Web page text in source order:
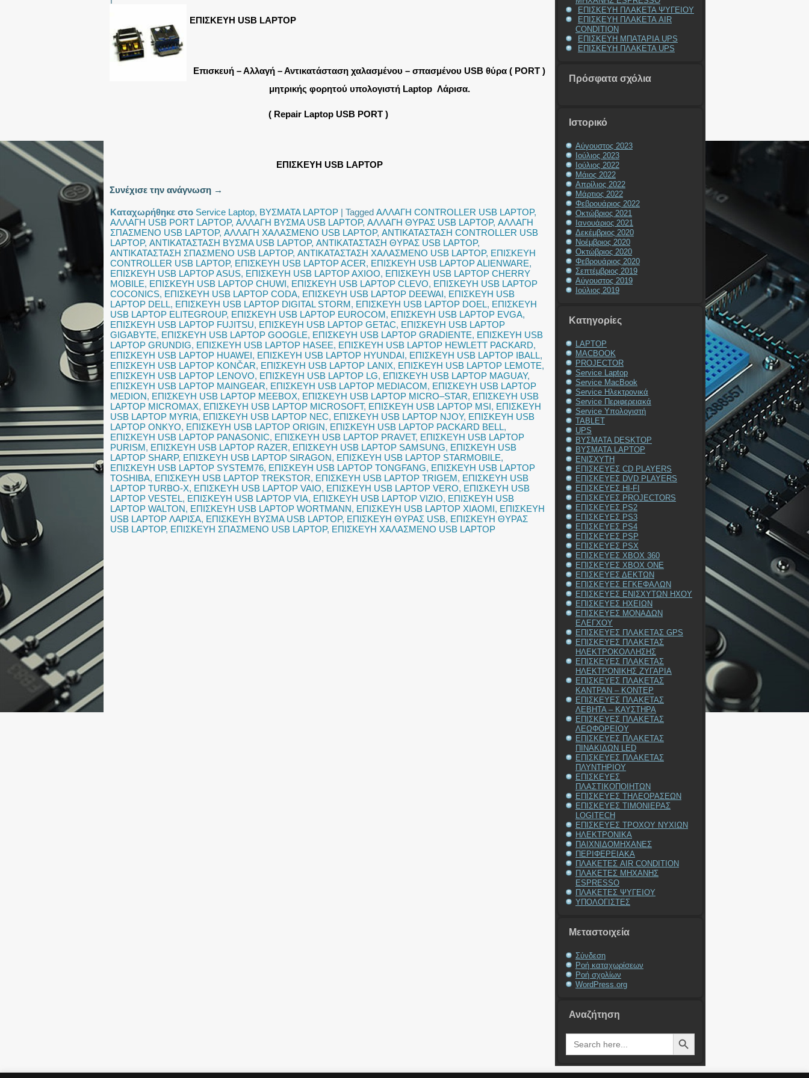
ΕΠΙΣΚΕΥΗ USB LAPTOP
Επισκευή – Αλλαγή – Αντικατάσταση χαλασμένου – σπασμένου USB θύρα ( PORT )
μητρικής φορητού υπολογιστή Laptop Λάρισα.
( Repair Laptop USB PORT )
ΕΠΙΣΚΕΥΗ USB LAPTOP
Συνέχισε την ανάγνωση →
Καταχωρήθηκε στο Service Laptop, ΒΥΣΜΑΤΑ LAPTOP | Tagged ΑΛΛΑΓΗ CONTROLLER USB LAPTOP,
ΑΛΛΑΓΗ USB PORT LAPTOP, ΑΛΛΑΓΗ ΒΥΣΜΑ USB LAPTOP, ΑΛΛΑΓΗ ΘΥΡΑΣ USB LAPTOP, ΑΛΛΑΓΗ
ΣΠΑΣΜΕΝΟ USB LAPTOP, ΑΛΛΑΓΗ ΧΑΛΑΣΜΕΝΟ USB LAPTOP, ΑΝΤΙΚΑΤΑΣΤΑΣΗ CONTROLLER USB
LAPTOP, ΑΝΤΙΚΑΤΑΣΤΑΣΗ ΒΥΣΜΑ USB LAPTOP, ΑΝΤΙΚΑΤΑΣΤΑΣΗ ΘΥΡΑΣ USB LAPTOP,
ΑΝΤΙΚΑΤΑΣΤΑΣΗ ΣΠΑΣΜΕΝΟ USB LAPTOP, ΑΝΤΙΚΑΤΑΣΤΑΣΗ ΧΑΛΑΣΜΕΝΟ USB LAPTOP, ΕΠΙΣΚΕΥΗ
CONTROLLER USB LAPTOP, ΕΠΙΣΚΕΥΗ USB LAPTOP ACER, ΕΠΙΣΚΕΥΗ USB LAPTOP ALIENWARE,
ΕΠΙΣΚΕΥΗ USB LAPTOP ASUS, ΕΠΙΣΚΕΥΗ USB LAPTOP AXIOO, ΕΠΙΣΚΕΥΗ USB LAPTOP CHERRY
MOBILE, ΕΠΙΣΚΕΥΗ USB LAPTOP CHUWI, ΕΠΙΣΚΕΥΗ USB LAPTOP CLEVO, ΕΠΙΣΚΕΥΗ USB LAPTOP
COCONICS, ΕΠΙΣΚΕΥΗ USB LAPTOP CODA, ΕΠΙΣΚΕΥΗ USB LAPTOP DEEWAI, ΕΠΙΣΚΕΥΗ USB
LAPTOP DELL, ΕΠΙΣΚΕΥΗ USB LAPTOP DIGITAL STORM, ΕΠΙΣΚΕΥΗ USB LAPTOP DOEL, ΕΠΙΣΚΕΥΗ
USB LAPTOP ELITEGROUP, ΕΠΙΣΚΕΥΗ USB LAPTOP EUROCOM, ΕΠΙΣΚΕΥΗ USB LAPTOP EVGA,
ΕΠΙΣΚΕΥΗ USB LAPTOP FUJITSU, ΕΠΙΣΚΕΥΗ USB LAPTOP GETAC, ΕΠΙΣΚΕΥΗ USB LAPTOP
GIGABYTE, ΕΠΙΣΚΕΥΗ USB LAPTOP GOOGLE, ΕΠΙΣΚΕΥΗ USB LAPTOP GRADIENTE, ΕΠΙΣΚΕΥΗ USB
LAPTOP GRUNDIG, ΕΠΙΣΚΕΥΗ USB LAPTOP HASEE, ΕΠΙΣΚΕΥΗ USB LAPTOP HEWLETT PACKARD,
ΕΠΙΣΚΕΥΗ USB LAPTOP HUAWEI, ΕΠΙΣΚΕΥΗ USB LAPTOP HYUNDAI, ΕΠΙΣΚΕΥΗ USB LAPTOP IBALL,
ΕΠΙΣΚΕΥΗ USB LAPTOP KONČAR, ΕΠΙΣΚΕΥΗ USB LAPTOP LANIX, ΕΠΙΣΚΕΥΗ USB LAPTOP LEMOTE,
ΕΠΙΣΚΕΥΗ USB LAPTOP LENOVO, ΕΠΙΣΚΕΥΗ USB LAPTOP LG, ΕΠΙΣΚΕΥΗ USB LAPTOP MAGUAY,
ΕΠΙΣΚΕΥΗ USB LAPTOP MAINGEAR, ΕΠΙΣΚΕΥΗ USB LAPTOP MEDIACOM, ΕΠΙΣΚΕΥΗ USB LAPTOP
MEDION, ΕΠΙΣΚΕΥΗ USB LAPTOP MEEBOX, ΕΠΙΣΚΕΥΗ USB LAPTOP MICRO–STAR, ΕΠΙΣΚΕΥΗ USB
LAPTOP MICROMAX, ΕΠΙΣΚΕΥΗ USB LAPTOP MICROSOFT, ΕΠΙΣΚΕΥΗ USB LAPTOP MSI, ΕΠΙΣΚΕΥΗ
USB LAPTOP MYRIA, ΕΠΙΣΚΕΥΗ USB LAPTOP NEC, ΕΠΙΣΚΕΥΗ USB LAPTOP NJOY, ΕΠΙΣΚΕΥΗ USB
LAPTOP ONKYO, ΕΠΙΣΚΕΥΗ USB LAPTOP ORIGIN, ΕΠΙΣΚΕΥΗ USB LAPTOP PACKARD BELL,
ΕΠΙΣΚΕΥΗ USB LAPTOP PANASONIC, ΕΠΙΣΚΕΥΗ USB LAPTOP PRAVET, ΕΠΙΣΚΕΥΗ USB LAPTOP
PURISM, ΕΠΙΣΚΕΥΗ USB LAPTOP RAZER, ΕΠΙΣΚΕΥΗ USB LAPTOP SAMSUNG, ΕΠΙΣΚΕΥΗ USB
LAPTOP SHARP, ΕΠΙΣΚΕΥΗ USB LAPTOP SIRAGON, ΕΠΙΣΚΕΥΗ USB LAPTOP STARMOBILE,
ΕΠΙΣΚΕΥΗ USB LAPTOP SYSTEM76, ΕΠΙΣΚΕΥΗ USB LAPTOP TONGFANG, ΕΠΙΣΚΕΥΗ USB LAPTOP
TOSHIBA, ΕΠΙΣΚΕΥΗ USB LAPTOP TREKSTOR, ΕΠΙΣΚΕΥΗ USB LAPTOP TRIGEM, ΕΠΙΣΚΕΥΗ USB
LAPTOP TURBO-X, ΕΠΙΣΚΕΥΗ USB LAPTOP VAIO, ΕΠΙΣΚΕΥΗ USB LAPTOP VERO, ΕΠΙΣΚΕΥΗ USB
LAPTOP VESTEL, ΕΠΙΣΚΕΥΗ USB LAPTOP VIA, ΕΠΙΣΚΕΥΗ USB LAPTOP VIZIO, ΕΠΙΣΚΕΥΗ USB
LAPTOP WALTON, ΕΠΙΣΚΕΥΗ USB LAPTOP WORTMANN, ΕΠΙΣΚΕΥΗ USB LAPTOP XIAOMI, ΕΠΙΣΚΕΥΗ
USB LAPTOP ΛΑΡΙΣΑ, ΕΠΙΣΚΕΥΗ ΒΥΣΜΑ USB LAPTOP, ΕΠΙΣΚΕΥΗ ΘΥΡΑΣ USB, ΕΠΙΣΚΕΥΗ ΘΥΡΑΣ
USB LAPTOP, ΕΠΙΣΚΕΥΗ ΣΠΑΣΜΕΝΟ USB LAPTOP, ΕΠΙΣΚΕΥΗ ΧΑΛΑΣΜΕΝΟ USB LAPTOP
ΕΠΙΣΚΕΥΗ ΠΛΑΚΕΤΑ ΨΥΓΕΙΟΥ
ΕΠΙΣΚΕΥΗ ΠΛΑΚΕΤΑ AIR
CONDITION
ΕΠΙΣΚΕΥΗ ΜΠΑΤΑΡΙΑ UPS
ΕΠΙΣΚΕΥΗ ΠΛΑΚΕΤΑ UPS
Πρόσφατα σχόλια
Ιστορικό
Αύγουστος 2023
Ιούλιος 2023
Ιούλιος 2022
Μάιος 2022
Απρίλιος 2022
Μάρτιος 2022
Φεβρουάριος 2022
Οκτώβριος 2021
Ιανουάριος 2021
Δεκέμβριος 2020
Νοέμβριος 2020
Οκτώβριος 2020
Φεβρουάριος 2020
Σεπτέμβριος 2019
Αύγουστος 2019
Ιούλιος 2019
Kατηγορίες
LAPTOP
MACBOOK
PROJECTOR
Service Laptop
Service MacBook
Service Ηλεκτρονικά
Service Περιφερειακά
Service Υπολογιστή
TABLET
UPS
ΒΥΣΜΑΤΑ DESKTOP
ΒΥΣΜΑΤΑ LAPTOP
ΕΝΙΣΧΥΤΗ
ΕΠΙΣΚΕΥΕΣ CD PLAYERS
ΕΠΙΣΚΕΥΕΣ DVD PLAYERS
ΕΠΙΣΚΕΥΕΣ HI-FI
ΕΠΙΣΚΕΥΕΣ PROJECTORS
ΕΠΙΣΚΕΥΕΣ PS2
ΕΠΙΣΚΕΥΕΣ PS3
ΕΠΙΣΚΕΥΕΣ PS4
ΕΠΙΣΚΕΥΕΣ PSP
ΕΠΙΣΚΕΥΕΣ PSX
ΕΠΙΣΚΕΥΕΣ XBOX 360
ΕΠΙΣΚΕΥΕΣ XBOX ONE
ΕΠΙΣΚΕΥΕΣ ΔΕΚΤΩΝ
ΕΠΙΣΚΕΥΕΣ ΕΓΚΕΦΑΛΩΝ
ΕΠΙΣΚΕΥΕΣ ΕΝΙΣΧΥΤΩΝ ΗΧΟΥ
ΕΠΙΣΚΕΥΕΣ ΗΧΕΙΩΝ
ΕΠΙΣΚΕΥΕΣ ΜΟΝΑΔΩΝ
ΕΛΕΓΧΟΥ
ΕΠΙΣΚΕΥΕΣ ΠΛΑΚΕΤΑΣ GPS
ΕΠΙΣΚΕΥΕΣ ΠΛΑΚΕΤΑΣ
ΗΛΕΚΤΡΟΚΟΛΛΗΣΗΣ
ΕΠΙΣΚΕΥΕΣ ΠΛΑΚΕΤΑΣ
ΗΛΕΚΤΡΟΝΙΚΗΣ ΖΥΓΑΡΙΑ
ΕΠΙΣΚΕΥΕΣ ΠΛΑΚΕΤΑΣ
ΚΑΝΤΡΑΝ – ΚΟΝΤΕΡ
ΕΠΙΣΚΕΥΕΣ ΠΛΑΚΕΤΑΣ
ΛΕΒΗΤΑ – ΚΑΥΣΤΗΡΑ
ΕΠΙΣΚΕΥΕΣ ΠΛΑΚΕΤΑΣ
ΛΕΩΦΟΡΕΙΟΥ
ΕΠΙΣΚΕΥΕΣ ΠΛΑΚΕΤΑΣ
ΠΙΝΑΚΙΔΩΝ LED
ΕΠΙΣΚΕΥΕΣ ΠΛΑΚΕΤΑΣ
ΠΛΥΝΤΗΡΙΟΥ
ΕΠΙΣΚΕΥΕΣ
ΠΛΑΣΤΙΚΟΠΟΙΗΤΩΝ
ΕΠΙΣΚΕΥΕΣ ΤΗΛΕΟΡΑΣΕΩΝ
ΕΠΙΣΚΕΥΕΣ ΤΙΜΟΝΙΕΡΑΣ
LOGITECH
ΕΠΙΣΚΕΥΕΣ ΤΡΟΧΟΥ ΝΥΧΙΩΝ
ΗΛΕΚΤΡΟΝΙΚΑ
ΠΑΙΧΝΙΔΟΜΗΧΑΝΕΣ
ΠΕΡΙΦΕΡΕΙΑΚΑ
ΠΛΑΚΕΤΕΣ AIR CONDITION
ΠΛΑΚΕΤΕΣ ΜΗΧΑΝΗΣ
ESPRESSO
ΠΛΑΚΕΤΕΣ ΨΥΓΕΙΟΥ
ΥΠΟΛΟΓΙΣΤΕΣ
Μεταστοιχεία
Σύνδεση
Ροή καταχωρίσεων
Ροή σχολίων
WordPress.org
Αναζήτηση
Search
for:
Search Button